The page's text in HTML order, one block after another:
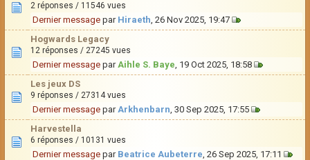
2 réponses / 11546 vues
Dernier message par Hiraeth, 26 Nov 2025, 19:47
Hogwards Legacy
12 réponses / 27245 vues
Dernier message parAihle S. Baye, 19 Oct 2025, 18:58
Les jeux DS
9 réponses / 27314 vues
Dernier message parArkhenbarn, 30 Sep 2025, 17:55
Harvestella
6 réponses / 10131 vues
Dernier message par Beatrice Aubeterre, 26 Sep 2025, 17:11